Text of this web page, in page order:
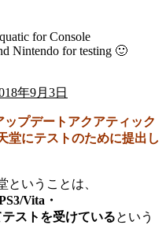
for Console
Nintendo for testing 🙂
年9月3日
プデートアクアティック
堂にテストのために提出し
ということは、
Vita・
ストを受けているという